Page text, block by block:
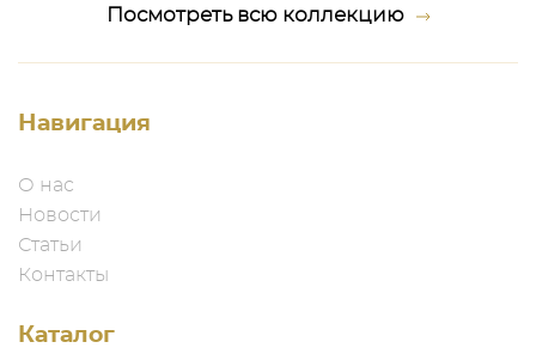
Посмотреть всю коллекцию
Навигация
О нас
Новости
Статьи
Контакты
Каталог